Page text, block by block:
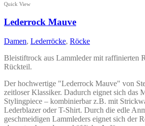
auf.
Optionen
können
auf
gewählt
werden
Quick View
Lederrock Mauve
Damen, Lederröcke, Röcke
Bleistiftrock aus Lammleder mit raffinierten
Rückteil.
Der hochwertige "Lederrock Mauve" von
zeitloser Klassiker. Dadurch eignet sich das
Stylingpiece – kombinierbar z.B. mit
Lederblazer oder T-Shirt. Durch die edle
geschmeidigen Lammleders eignet sich der